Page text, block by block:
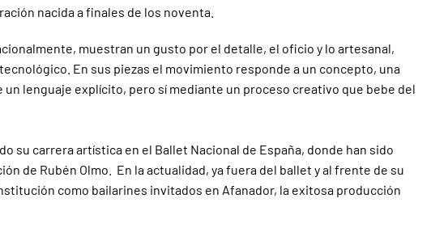
nacida a finales de los noventa.
muestran un gusto por el detalle, el oficio y lo artesanal,
En sus piezas el movimiento responde a un concepto, una
lenguaje explícito, pero sí mediante un proceso creativo que bebe del
su carrera artística en el Ballet Nacional de España, donde han sido
de Rubén Olmo. En la actualidad, ya fuera del ballet y al frente de su
como bailarines invitados en Afanador, la exitosa producción